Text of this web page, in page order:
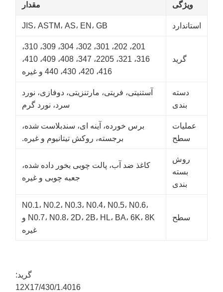
ویژگی مقدار
استاندارد JIS، ASTM، AS، EN، GB
دسته
آستنیتی، فریتی، مارتنزیتی، دوفازی، نورد
سرد، نورد گرم
عملیات
سطح
برس خورده، آینه ای، سندبلاست شده،
برجسته، روکش تیتانیوم و غیره.
روش
کاغذ ضد آب، پالت چوبی بخور داده شده،
جعبه چوبی و غیره
سطح
N0.1، N0.2، N0.3، N0.4، N0.5، N0.6،
N0.7، N0.8، 2D، 2B، HL، BA، 6K، 8K و
گرید:
12X17/430/1.4016